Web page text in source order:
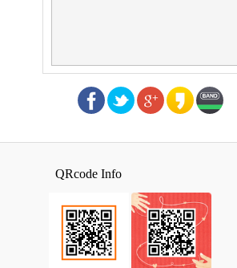
QRcode Info